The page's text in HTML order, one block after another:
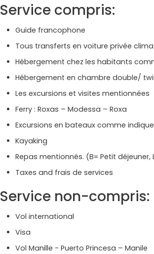
Service compris:
Guide francophone
Tous transferts en voiture privée
Hébergement chez les habitants
Hébergement en chambre double/
Les excursions et visites mentionnées
Ferry : Roxas – Modessa – Roxa
Excursions en bateaux comme indique
Kayaking
Repas mentionnés. (B= Petit déjeuner,
Taxes and frais de services
Service non-compris:
Vol international
Visa
Vol Manille - Puerto Princesa – Manile